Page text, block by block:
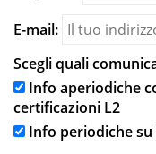
E-mail:
Scegli quali
Info aperiodiche
certificazioni L2
Info periodiche su